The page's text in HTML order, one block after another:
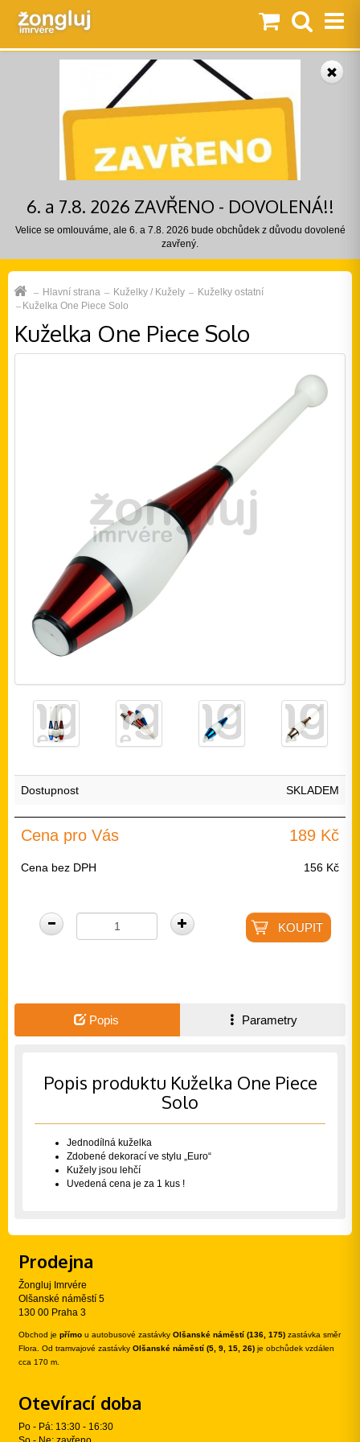
6. a 7.8. 2026 ZAVŘENO - DOVOLENÁ!!
Velice se omlouváme, ale 6. a 7.8. 2026 bude obchůdek z důvodu dovolené
zavřený.
Hlavní strana Kuželky / Kužely
Kuželky ostatní
Kuželka One Piece Solo
Kuželka One Piece Solo
Dostupnost SKLADEM
Cena pro Vás 189 Kč
Cena bez DPH 156 Kč
Popis Parametry
Popis produktu Kuželka One Piece
Solo
Jednodílná kuželka
Zdobené dekorací ve stylu „Euro“
Kužely jsou lehčí
Uvedená cena je za 1 kus !
Prodejna
Žongluj Imrvére
Olšanské náměstí 5
130 00 Praha 3
Obchod je přímo u autobusové zastávky Olšanské náměstí (136, 175) zastávka směr
Flora. Od tramvajové zastávky Olšanské náměstí (5, 9, 15, 26) je obchůdek vzdálen
cca 170 m.
Otevírací doba
Po - Pá: 13:30 - 16:30